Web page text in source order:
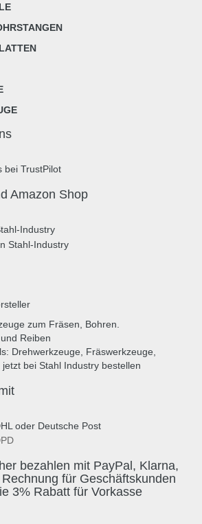
Amazon Shop
bezahlen mit PayPal, Klarna,
für Geschäftskunden
3% Rabatt für Vorkasse